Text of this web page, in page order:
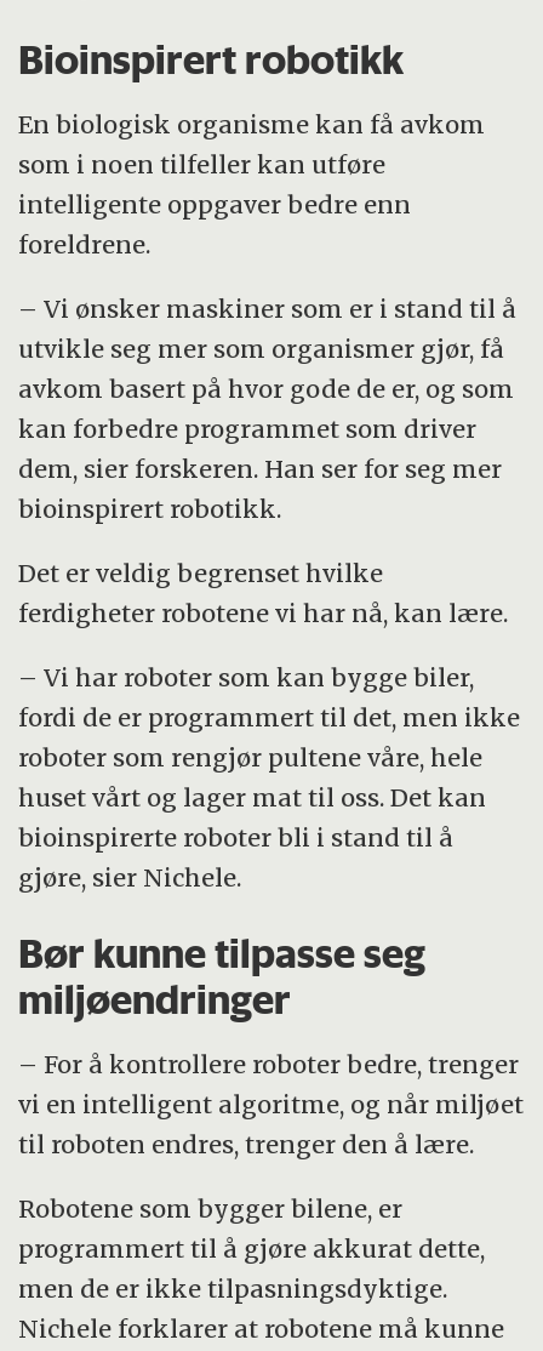
Bioinspirert robotikk
En biologisk organisme kan få avkom
som i noen tilfeller kan utføre
intelligente oppgaver bedre enn
foreldrene.
– Vi ønsker maskiner som er i stand til å
utvikle seg mer som organismer gjør, få
avkom basert på hvor gode de er, og som
kan forbedre programmet som driver
dem, sier forskeren. Han ser for seg mer
bioinspirert robotikk.
Det er veldig begrenset hvilke
ferdigheter robotene vi har nå, kan lære.
– Vi har roboter som kan bygge biler,
fordi de er programmert til det, men ikke
roboter som rengjør pultene våre, hele
huset vårt og lager mat til oss. Det kan
bioinspirerte roboter bli i stand til å
gjøre, sier Nichele.
Bør kunne tilpasse seg
miljøendringer
– For å kontrollere roboter bedre, trenger
vi en intelligent algoritme, og når miljøet
til roboten endres, trenger den å lære.
Robotene som bygger bilene, er
programmert til å gjøre akkurat dette,
men de er ikke tilpasningsdyktige.
Nichele forklarer at robotene må kunne